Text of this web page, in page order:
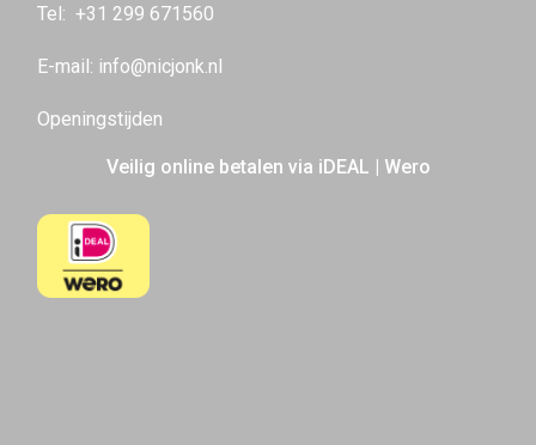
Tel:+31 299 671560
E-mail: info@nicjonk.nl
Openingstijden
Veilig online betalen via iDEAL | Wero